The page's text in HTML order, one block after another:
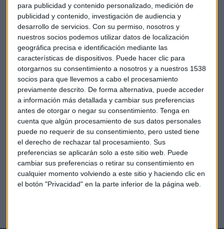
para publicidad y contenido personalizado, medición de
publicidad y contenido, investigación de audiencia y
desarrollo de servicios. Con su permiso, nosotros y
nuestros socios podemos utilizar datos de localización
geográfica precisa e identificación mediante las
características de dispositivos. Puede hacer clic para
otorgarnos su consentimiento a nosotros y a nuestros 1538
socios para que llevemos a cabo el procesamiento
previamente descrito. De forma alternativa, puede acceder
a información más detallada y cambiar sus preferencias
antes de otorgar o negar su consentimiento. Tenga en
cuenta que algún procesamiento de sus datos personales
puede no requerir de su consentimiento, pero usted tiene
el derecho de rechazar tal procesamiento. Sus
preferencias se aplicarán solo a este sitio web. Puede
cambiar sus preferencias o retirar su consentimiento en
cualquier momento volviendo a este sitio y haciendo clic en
el botón "Privacidad" en la parte inferior de la página web.
CIBERCOTIZANTE
López-Valverde: "Digitalizar para conseguir papel